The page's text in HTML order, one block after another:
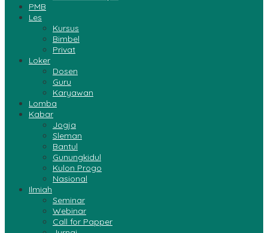
PMB
Les
Kursus
Bimbel
Privat
Loker
Dosen
Guru
Karyawan
Lomba
Kabar
Jogja
Sleman
Bantul
Gunungkidul
Kulon Progo
Nasional
Ilmiah
Seminar
Webinar
Call for Papper